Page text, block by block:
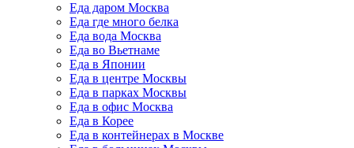
Еда даром Москва
Еда где много белка
Еда вода Москва
Еда во Вьетнаме
Еда в Японии
Еда в центре Москвы
Еда в парках Москвы
Еда в офис Москва
Еда в Корее
Еда в контейнерах в Москве